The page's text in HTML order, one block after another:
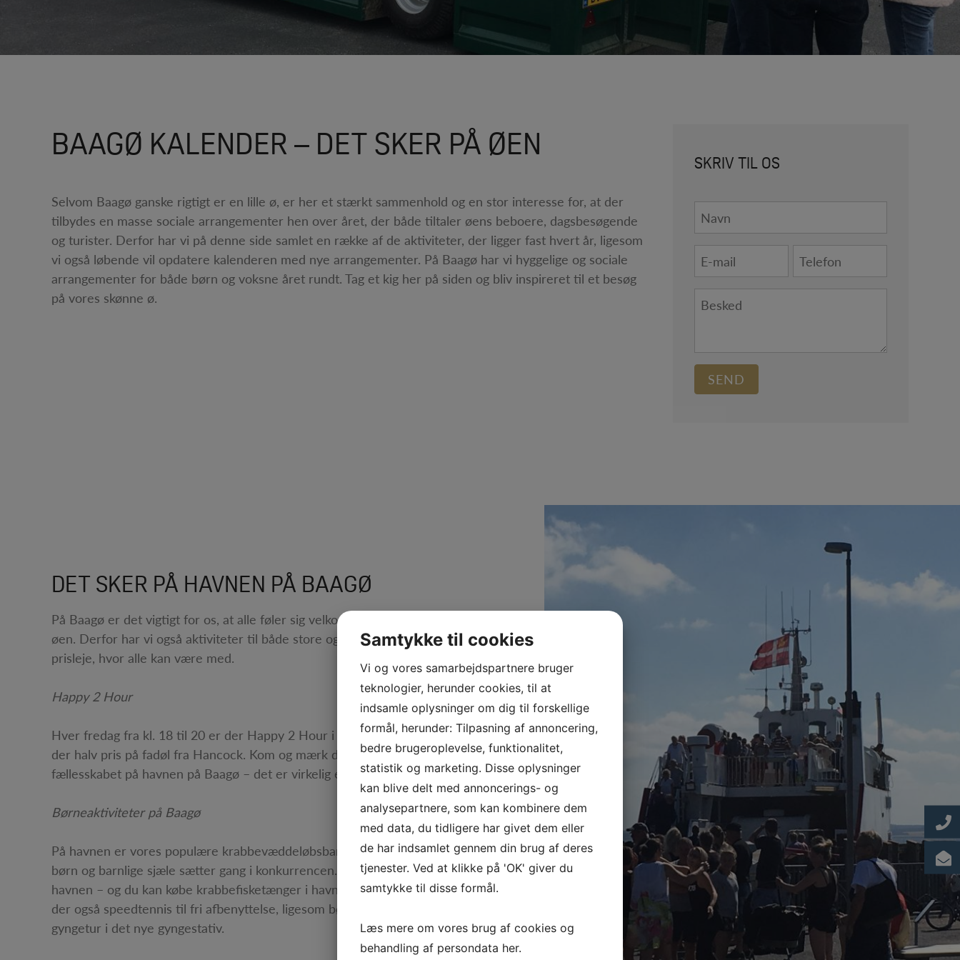
BAAGØ KALENDER – DET SKER PÅ ØEN
Selvom Baagø ganske rigtigt er en lille ø, er her et stærkt sammenhold og en stor interesse for, at der
tilbydes en masse sociale arrangementer hen over året, der både tiltaler øens beboere, dagsbesøgende
og turister. Derfor har vi på denne side samlet en række af de aktiviteter, der ligger fast hvert år, ligesom
vi også løbende vil opdatere kalenderen med nye arrangementer. På Baagø har vi hyggelige og sociale
arrangementer for både børn og voksne året rundt. Tag et kig her på siden og bliv inspireret til et besøg
på vores skønne ø.
SKRIV TIL OS
mail
*
DET SKER PÅ HAVNEN PÅ BAAGØ
På Baagø er det vigtigt for os, at alle føler sig velkomne, når de besøger
øen. Derfor har vi også aktiviteter til både store og små – naturligvis i et
prisleje, hvor alle kan være med.
Happy 2 Hour
Hver fredag fra kl. 18 til 20 er der Happy 2 Hour i Havnekiosken. Her gives
der halv pris på fadøl fra Hancock. Kom og mærk den gode stemning og
fællesskabet på havnen på Baagø – det er virkelig et besøg værd.
Børneaktiviteter på Baagø
På havnen er vores populære krabbevæddeløbsbane, der står klar til at
børn og barnlige sjæle sætter gang i konkurrencen. Krabberne kan fanges i
havnen – og du kan købe krabbefisketænger i havnekiosken. På havnen er
der også speedtennis til fri afbenyttelse, ligesom børnene også kan tage en
gyngetur i det nye gyngestativ.
Samtykke til cookies
Vi og vores samarbejdspartnere bruger
teknologier, herunder cookies, til at
indsamle oplysninger om dig til forskellige
formål, herunder: Tilpasning af annoncering,
bedre brugeroplevelse, funktionalitet,
statistik og marketing. Disse oplysninger
kan blive delt med annoncerings- og
analysepartnere, som kan kombinere dem
med data, du tidligere har givet dem eller
de har indsamlet gennem din brug af deres
tjenester. Ved at klikke på 'OK' giver du
samtykke til disse formål.
Læs mere om vores brug af cookies og
behandling af persondata her.